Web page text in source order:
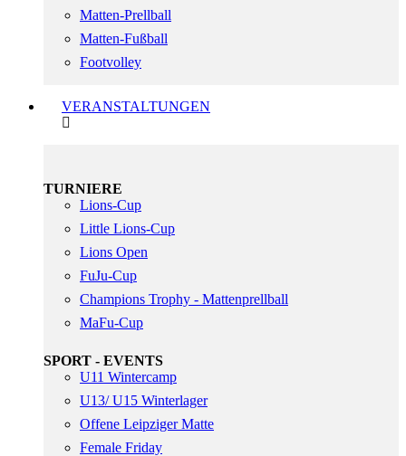
Matten-Prellball
Matten-Fußball
Footvolley
VERANSTALTUNGEN
TURNIERE
Lions-Cup
Little Lions-Cup
Lions Open
FuJu-Cup
Champions Trophy - Mattenprellball
MaFu-Cup
SPORT - EVENTS
U11 Wintercamp
U13/ U15 Winterlager
Offene Leipziger Matte
Female Friday